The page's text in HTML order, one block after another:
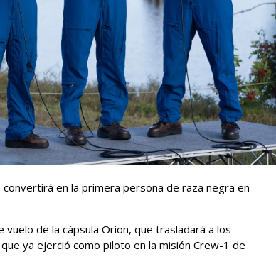
en la primera persona de raza negra en
de la cápsula Orion, que trasladará a los
ya ejerció como piloto en la misión Crew-1 de